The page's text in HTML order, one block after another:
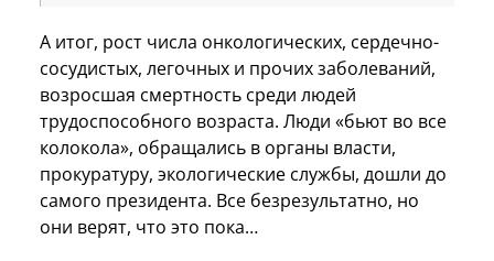
А итог, рост числа онкологических, сердечно-
сосудистых, легочных и прочих заболеваний,
возросшая смертность среди людей
трудоспособного возраста. Люди «бьют во все
колокола», обращались в органы власти,
прокуратуру, экологические службы, дошли до
самого президента. Все безрезультатно, но
они верят, что это пока…